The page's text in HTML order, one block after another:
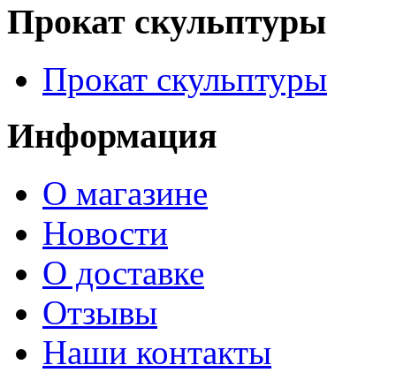
Прокат скульптуры
Прокат скульптуры
Информация
О магазине
Новости
О доставке
Отзывы
Наши контакты